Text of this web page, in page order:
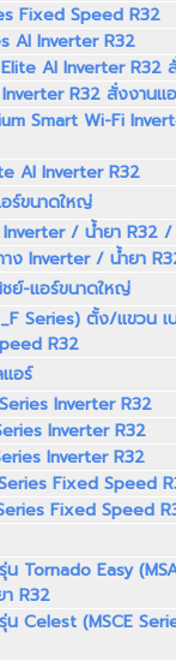
Fixed Speed R32
AI Inverter R32
AI Inverter R32
R32 สั่งงานแ
Smart Wi-Fi
AI Inverter R32
ร์ขนาดใหญ่
Inverter / น้ำยา R32 /
ง Inverter / น้ำยา
ชย์-แอร์ขนาดใหญ่
Series) ตั้ง/แขวน เ
R32
แอร์
Inverter R32
Inverter R32
Inverter R32
Fixed Speed
Fixed Speed
น Tornado Easy
R32
น Celest (MSCE